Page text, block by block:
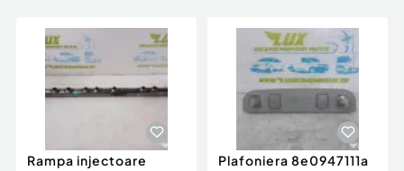
Rampa injectoare
Plafoniera 8e0947111a